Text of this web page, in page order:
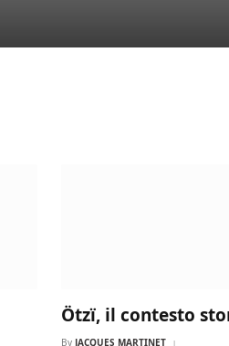
Ötzï, il contesto
By JACQUES MARTINET